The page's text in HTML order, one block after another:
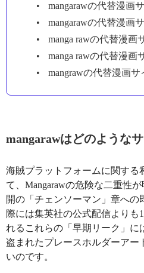
mangarawの代替漫画
mangarawの代替漫画
manga rawの代替漫画
manga rawの代替漫画
mangrawの代替漫画サ
mangarawはどのような
海賊プラットフォームに関する
て、Mangarawの危険な二重性
開の「チェンソーマン」章への
際には集英社の公式配信よりも
れるこれらの「早期リーク」に
盗まれたプレースホルダーアー
いのです。